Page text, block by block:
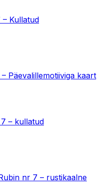
Kullatud
Päevalillemotiiviga kaart
– kullatud
nr 7 – rustikaalne